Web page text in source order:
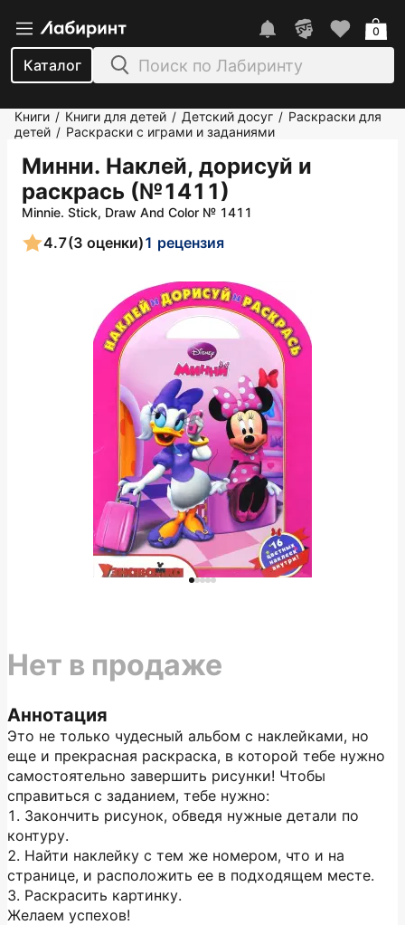
Каталог
0
Книги / Книги для детей / Детский досуг / Раскраски для
детей / Раскраски с играми и заданиями
Минни. Наклей, дорисуй и
раскрась (№1411)
Minnie. Stick, Draw And Color № 1411
4.7(3 оценки)1 рецензия
Аннотация
Это не только чудесный альбом с наклейками, но
еще и прекрасная раскраска, в которой тебе нужно
самостоятельно завершить рисунки! Чтобы
справиться с заданием, тебе нужно:
1. Закончить рисунок, обведя нужные детали по
контуру.
2. Найти наклейку с тем же номером, что и на
странице, и расположить ее в подходящем месте.
3. Раскрасить картинку.
Желаем успехов!
Нет в продаже